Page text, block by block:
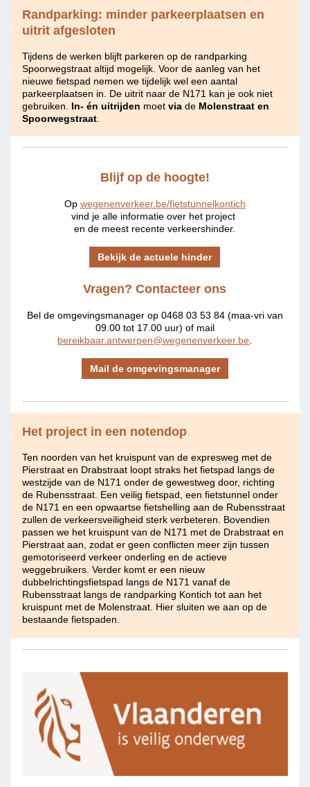
Randparking: minder parkeerplaatsen en
uitrit afgesloten
Tijdens de werken blijft parkeren op de randparking
Spoorwegstraat altijd mogelijk. Voor de aanleg van het
nieuwe fietspad nemen we tijdelijk wel een aantal
parkeerplaatsen in. De uitrit naar de N171 kan je ook niet
gebruiken. In- én uitrijden moet viade Molenstraat en
Spoorwegstraat.
Blijf op de hoogte!
Op wegenenverkeer.be/fietstunnelkontich
vind je alle informatie over het project
en de meest recente verkeershinder.
Bekijk de actuele hinder
Vragen? Contacteer ons
Bel de omgevingsmanager op 0468 03 53 84 (maa-vri van
09.00 tot 17.00 uur) of mail
bereikbaar.antwerpen@wegenenverkeer.be.
Mail de omgevingsmanager
Het project in een notendop
Ten noorden van het kruispunt van de expresweg met de
Pierstraat en Drabstraat loopt straks het fietspad langs de
westzijde van de N171 onder de gewestweg door, richting
de Rubensstraat. Een veilig fietspad, een fietstunnel onder
de N171 en een opwaartse fietshelling aan de Rubensstraat
zullen de verkeersveiligheid sterk verbeteren. Bovendien
passen we het kruispunt van de N171 met de Drabstraat en
Pierstraat aan, zodat er geen conflicten meer zijn tussen
gemotoriseerd verkeer onderling en de actieve
weggebruikers. Verder komt er een nieuw
dubbelrichtingsfietspad langs de N171 vanaf de
Rubensstraat langs de randparking Kontich tot aan het
kruispunt met de Molenstraat. Hier sluiten we aan op de
bestaande fietspaden.